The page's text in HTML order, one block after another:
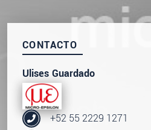
CONTACTO
Ulises Guardado
+52 55 2229 1271